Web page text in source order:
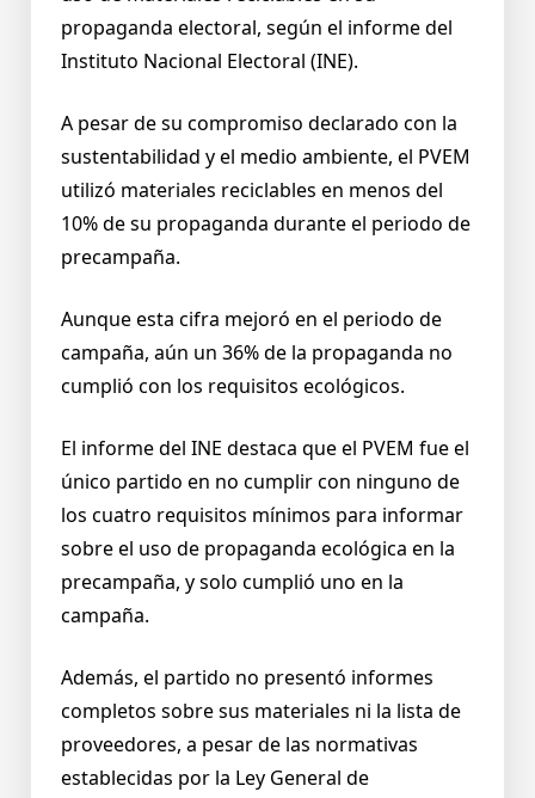
propaganda electoral, según el informe del
Instituto Nacional Electoral (INE).
A pesar de su compromiso declarado con la
sustentabilidad y el medio ambiente, el PVEM
utilizó materiales reciclables en menos del
10% de su propaganda durante el periodo de
precampaña.
Aunque esta cifra mejoró en el periodo de
campaña, aún un 36% de la propaganda no
cumplió con los requisitos ecológicos.
El informe del INE destaca que el PVEM fue el
único partido en no cumplir con ninguno de
los cuatro requisitos mínimos para informar
sobre el uso de propaganda ecológica en la
precampaña, y solo cumplió uno en la
campaña.
Además, el partido no presentó informes
completos sobre sus materiales ni la lista de
proveedores, a pesar de las normativas
establecidas por la Ley General de